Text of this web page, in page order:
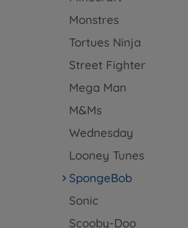
Monstres
Tortues Ninja
Street Fighter
Mega Man
M&Ms
Wednesday
Looney Tunes
SpongeBob
Sonic
Scooby-Doo